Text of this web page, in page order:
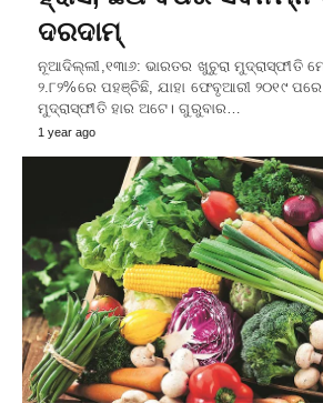
ଦରଦାମ୍
ନୂଆଦିଲ୍ଲୀ,୧୩ା୬: ଭାରତର ଖୁଚୁରା ମୁଦ୍ରାସ୍ଫୀତି
୨.୮୨%ରେ ପହଞ୍ଚିଛି, ଯାହା ଫେବୃଆରୀ ୨୦୧୯ ପରେ
ମୁଦ୍ରାସ୍ଫୀତି ହାର ଅଟେ। ଗୁରୁବାର…
1 year ago